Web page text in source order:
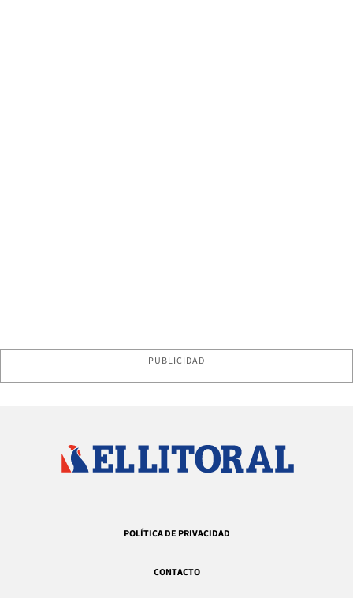
PUBLICIDAD
POLÍTICA DE PRIVACIDAD
CONTACTO